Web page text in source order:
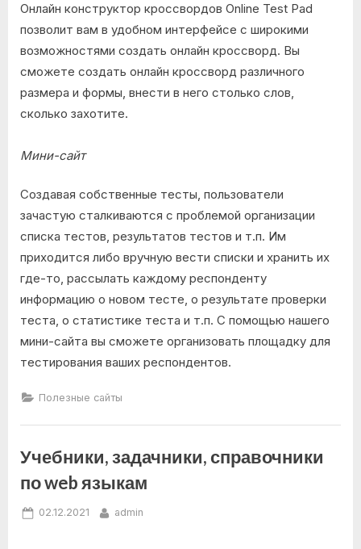
Онлайн конструктор кроссвордов Online Test Pad
позволит вам в удобном интерфейсе с широкими
возможностями создать онлайн кроссворд. Вы
сможете создать онлайн кроссворд различного
размера и формы, внести в него столько слов,
сколько захотите.
Мини-сайт
Создавая собственные тесты, пользователи
зачастую сталкиваются с проблемой организации
списка тестов, результатов тестов и т.п. Им
приходится либо вручную вести списки и хранить их
где-то, рассылать каждому респонденту
информацию о новом тесте, о результате проверки
теста, о статистике теста и т.п. С помощью нашего
мини-сайта вы сможете организовать площадку для
тестирования ваших респондентов.
Полезные сайты
Учебники, задачники, справочники
по web языкам
Posted
02.12.2021 By
admin